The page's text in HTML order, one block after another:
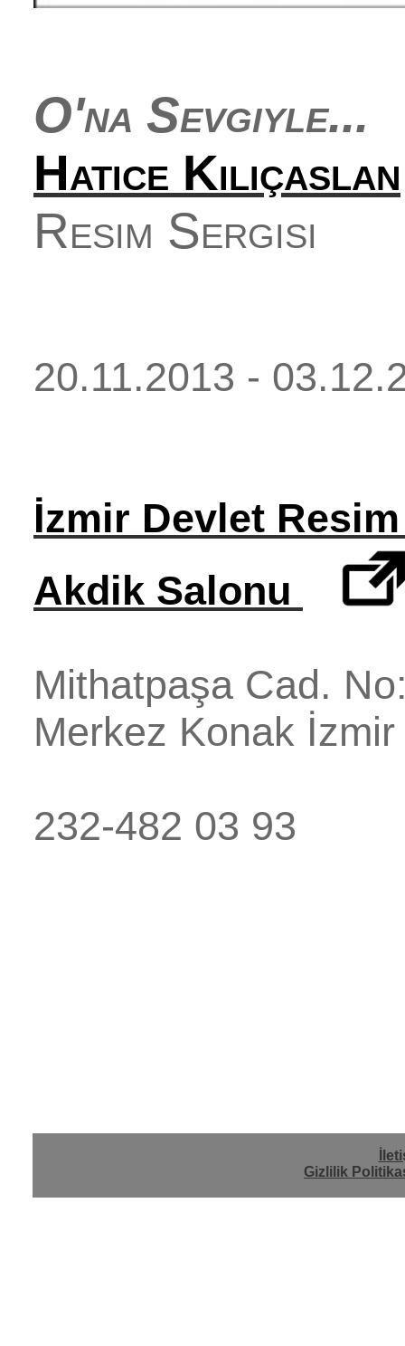
O'na Sevgiyle...
Hatice Kılıçaslan
Resim Sergisi
20.11.2013 -
İzmir Devlet
Akdik Salonu
Mithatpaşa Cad.
Merkez Konak İzmir
232-482 03 93
Gizlilik